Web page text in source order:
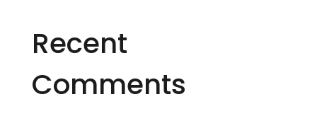
Recent
Comments